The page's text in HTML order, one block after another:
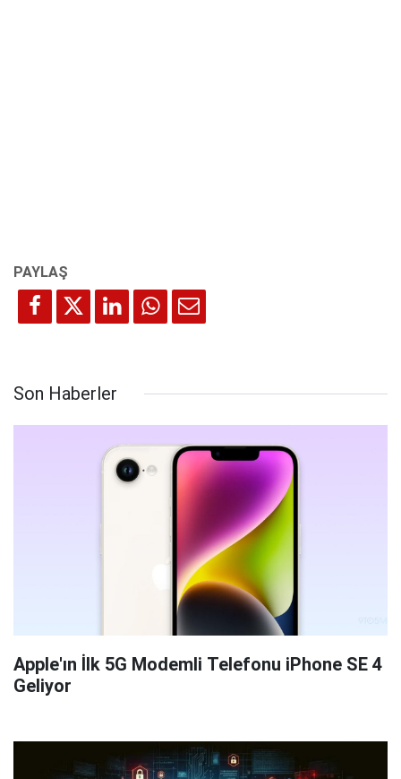
Son Haberler
Apple'ın İlk 5G Modemli Telefonu iPhone SE 4
Geliyor